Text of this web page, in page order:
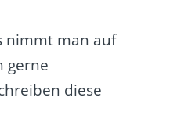
nimmt man auf
gerne
diese